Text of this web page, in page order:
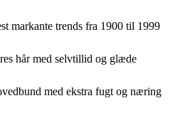
markante trends fra 1900 til 1999
hår med selvtillid og glæde
med ekstra fugt og næring